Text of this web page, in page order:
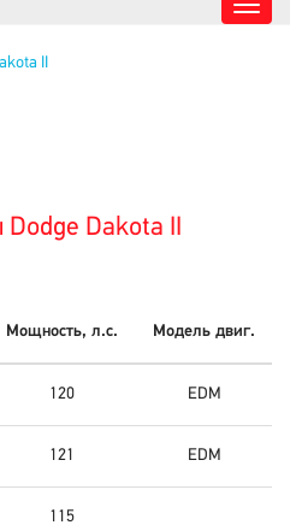
II
Dakota II
Мощность, л.с. Модель двиг.
120 EDM
121 EDM
115